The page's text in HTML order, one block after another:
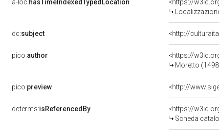
a-loc:hasTimeIndexedTypedLocation
<https://
dc:subject <http://
pico:author
<https://
Moretto
pico:preview <http://
dcterms:isReferencedBy
<https://
Scheda